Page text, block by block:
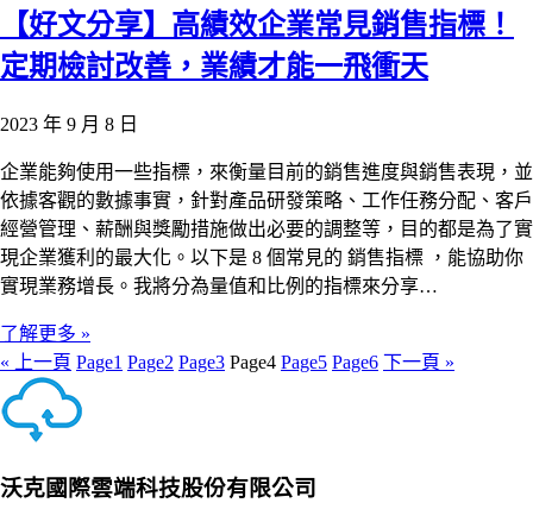
【好文分享】高績效企業常見銷售指標！
定期檢討改善，業績才能一飛衝天
2023 年 9 月 8 日
企業能夠使用一些指標，來衡量目前的銷售進度與銷售表現，並
依據客觀的數據事實，針對產品研發策略、工作任務分配、客戶
經營管理、薪酬與獎勵措施做出必要的調整等，目的都是為了實
現企業獲利的最大化。以下是 8 個常見的 銷售指標 ，能協助你
實現業務增長。我將分為量值和比例的指標來分享…
了解更多 »
« 上一頁 Page1 Page2 Page3 Page4 Page5 Page6 下一頁 »
沃克國際雲端科技股份有限公司